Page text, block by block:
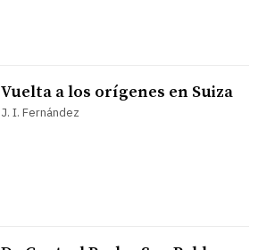
Vuelta a los orígenes en Suiza
J. I. Fernández